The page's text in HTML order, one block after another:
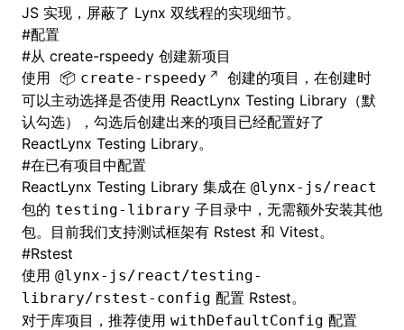
JS 实现，屏蔽了 Lynx 双线程的实现细节。
#配置
#从 create-rspeedy 创建新项目
使用
create-rspeedy
创建的项目，在创建时
可以主动选择是否使用 ReactLynx Testing Library（默
认勾选），勾选后创建出来的项目已经配置好了
ReactLynx Testing Library。
#在已有项目中配置
ReactLynx Testing Library 集成在 @lynx-js/react
包的 testing-library 子目录中，无需额外安装其他
包。目前我们支持测试框架有 Rstest 和 Vitest。
#Rstest
使用 @lynx-js/react/testing-
library/rstest-config 配置 Rstest。
对于库项目，推荐使用 withDefaultConfig 配置